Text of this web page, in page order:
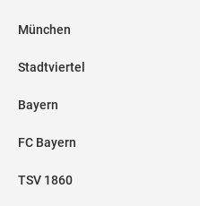
München
Stadtviertel
Bayern
FC Bayern
TSV 1860